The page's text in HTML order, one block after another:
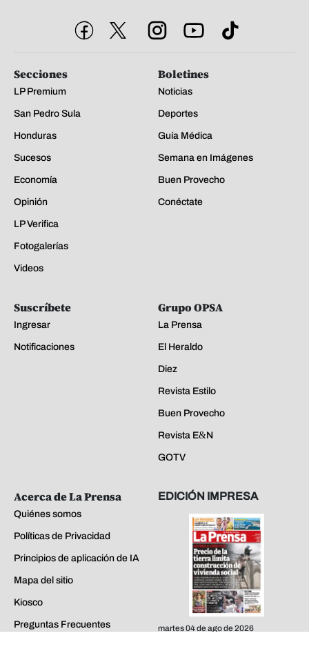
Secciones
LP Premium
San Pedro Sula
Honduras
Sucesos
Economía
Opinión
LP Verifica
Fotogalerías
Videos
Boletines
Noticias
Deportes
Guía Médica
Semana en Imágenes
Buen Provecho
Conéctate
Suscríbete
Ingresar
Notificaciones
Grupo OPSA
La Prensa
El Heraldo
Diez
Revista Estilo
Buen Provecho
Revista E&N
GOTV
Acerca de La Prensa
Quiénes somos
Políticas de Privacidad
Principios de aplicación de IA
Mapa del sitio
Kiosco
Preguntas Frecuentes
EDICIÓN IMPRESA
martes 04 de ago de 2026